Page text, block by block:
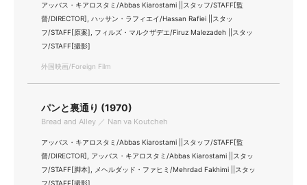
アッバス・キアロスタミ/Abbas Kiarostami ||スタッフ/STAFF[監
督/DIRECTOR], ハッサン・ラフィエイ/Hassan Rafiei ||スタッ
フ/STAFF[原案], フィルズ・マルクザデエ/Firuz Malezadeh ||スタッ
フ/STAFF[撮影]
外国映画/Foreign Film
パンと裏通り (1970)
Bread and Alley ／ Nan va Koutcheh
アッバス・キアロスタミ/Abbas Kiarostami ||スタッフ/STAFF[監
督/DIRECTOR], アッバス・キアロスタミ/Abbas Kiarostami ||スタッ
フ/STAFF[脚本], メヘルダッド・ファヒミ/Mehrdad Fakhimi ||スタッ
フ/STAFF[撮影]